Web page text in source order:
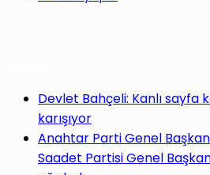
Devlet Bahçeli: Kanlı sayfa
karışıyor
Anahtar Parti Genel
Saadet Partisi Genel